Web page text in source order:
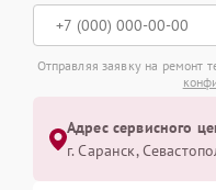
Отправляя заявку на ремонт
Адрес сервисного
г. Саранск,